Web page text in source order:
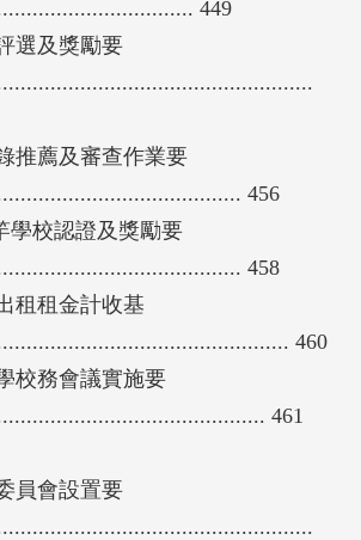
449
選及獎勵要
推薦及審查作業要
456
學校認證及獎勵要
458
租租金計收基
460
校務會議實施要
461
員會設置要